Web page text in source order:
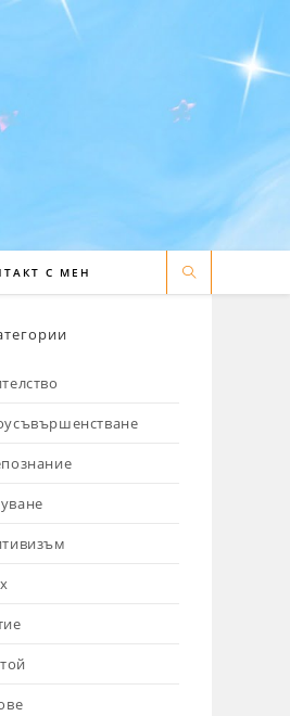
С МЕН